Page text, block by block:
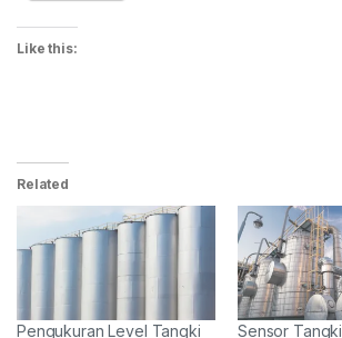
Like this:
Related
Pengukuran Level Tangki Sensor Tangki